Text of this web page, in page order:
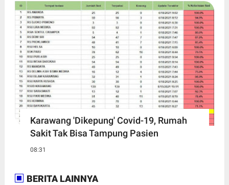
Karawang 'Dikepung' Covid-19, Rumah
Sakit Tak Bisa Tampung Pasien
08:31
BERITA LAINNYA